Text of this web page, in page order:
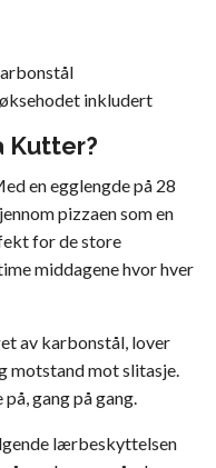
inkludert
Kutter?
en egglengde på 28
pizzaen som en
for de store
middagene hvor hver
av karbonstål, lover
motstand mot slitasje.
gang på gang.
lærbeskyttelsen